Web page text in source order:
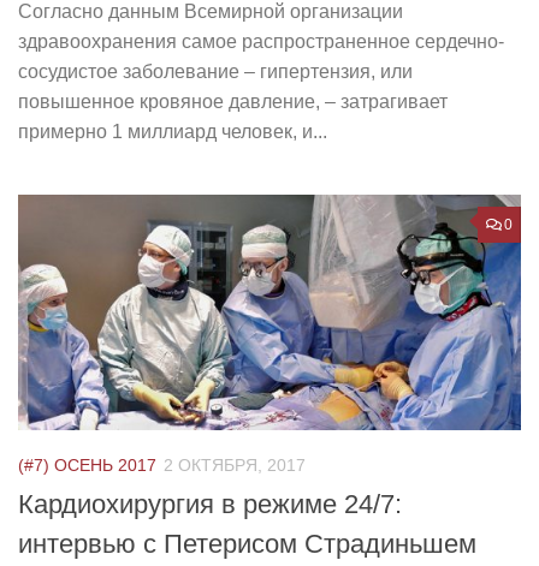
Согласно данным Всемирной организации
здравоохранения самое распространенное сердечно-
сосудистое заболевание – гипертензия, или
повышенное кровяное давление, – затрагивает
примерно 1 миллиард человек, и...
0
(#7) ОСЕНЬ 2017 2 ОКТЯБРЯ, 2017
Кардиохирургия в режиме 24/7:
интервью с Петерисом Страдиньшем